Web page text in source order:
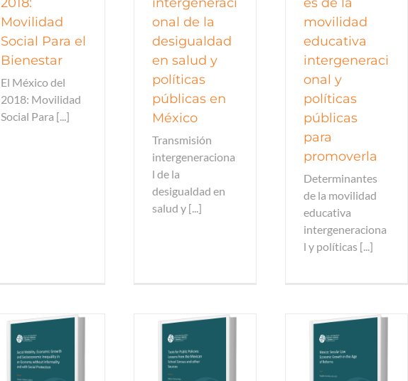
Movilidad
Social Para el
Bienestar
El México del
2018: Movilidad
Social Para [...]
onal de la
desigualdad
en salud y
políticas
públicas en
México
Transmisión
intergeneraciona
l de la
desigualdad en
salud y [...]
movilidad
educativa
intergeneraci
onal y
políticas
públicas
para
promoverla
Determinantes
de la movilidad
educativa
intergeneraciona
l y políticas [...]